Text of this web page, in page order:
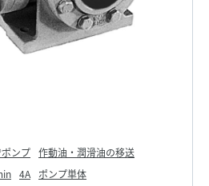
ポンプ 作動油・潤滑油の移送
4A ポンプ単体